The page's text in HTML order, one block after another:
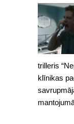
trilleris
klīnikas